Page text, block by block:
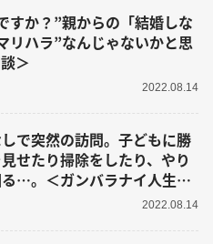
すか？”親からの「結婚しな
リハラ”なんじゃないかと思
＞
2022.08.14
で突然の訪問。子どもに勝
せたり掃除をしたり、やり
…。＜ガンバラナイ人生相
2022.08.14